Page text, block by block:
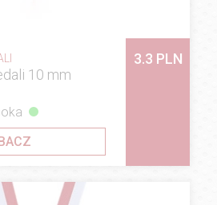
10 mm
3.3 PLN